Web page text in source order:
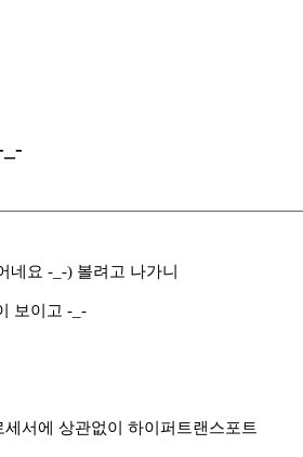
네요 -_-) 볼려고 나가니
보이고 -_-
서에 상관없이 하이퍼트랜스포트